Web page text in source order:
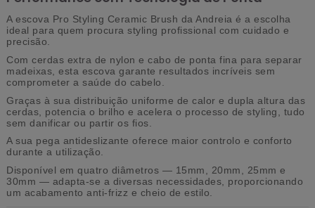
A escova Pro Styling Ceramic Brush da Andreia é a escolha
ideal para quem procura styling profissional com cuidado e
precisão.
Com cerdas extra de nylon e cabo de ponta fina para separar
madeixas, esta escova garante resultados incríveis sem
comprometer a saúde do cabelo.
Graças à sua distribuição uniforme de calor e dupla altura das
cerdas, potencia o brilho e acelera o processo de styling, tudo
sem danificar ou partir os fios.
A sua pega antideslizante oferece maior controlo e conforto
durante a utilização.
Disponível em quatro diâmetros — 15mm, 20mm, 25mm e
30mm — adapta-se a diversas necessidades, proporcionando
um acabamento anti-frizz e cheio de estilo.